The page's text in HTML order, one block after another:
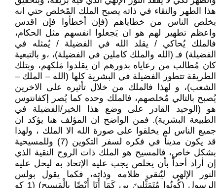
هذا الطهر والنقاء في ذاته يصبح الملك المًخلص حتي انه
يخلص الناس من خطاياهم (فإن أخطأوا فإن اقدس
واعظم تطهير لهم هو ان يَجعلوا انفسهم مثل الحكام،
فالملك يُحاكي / يقلد الله في الفضيلة / يُمثله في
الفضيلة) فـ (الله والملك كاملين في الفضيلة)، ،و بالتبعية
كان مُطالب من رعاياه بدورهم ان يقلدوا مَلكهم، وبتلك
الطريقة تتطور الفضيلة في البشرية كلها (الله – الملك –
الشعب)، و لهذا فالملك من خلال تأثيره على الاخرين
يُصبح بالتالي مُخلصهم، فالملك وحده كما يُصر إكفانتوس
هو (الوحيد القادر على وضع هذا الخير/الفضيلة في
الطبيعة البشرية). فمن الواضح ان المؤلف هنا يؤكد ان
جميع الناس لم يخلقوا على صورة الله الا الملك ، ولهذا
قد يكون مديناً في فكره لسفر التكوين (7) وللمسيحية
بشكل خاص، فالمسيح هو الملك ذات الروح النقية الذي
إن أراد أحداً بأن يخلص يجب عليه الإتحاد به ليحل عليه
النور الإلهي ليٌنقي ظلامه وذاته، فكما يقول بولس
الرسول (كُونُوا مُتَمَثِّلِينَ بِي كَمَا أَنَا أَيْضًا بِالْمَسِيحِ) (1 كو